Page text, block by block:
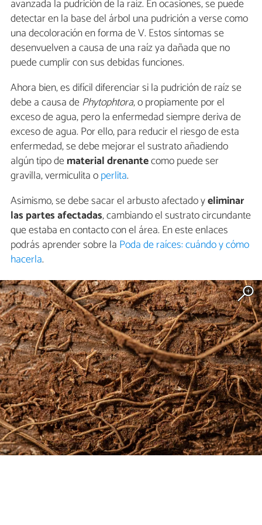
avanzada la pudrición de la raíz. En ocasiones, se puede
detectar en la base del árbol una pudrición a verse como
una decoloración en forma de V. Estos síntomas se
desenvuelven a causa de una raíz ya dañada que no
puede cumplir con sus debidas funciones.
Ahora bien, es difícil diferenciar si la pudrición de raíz se
debe a causa dePhytophtora, o propiamente por el
exceso de agua, pero la enfermedad siempre deriva de
exceso de agua. Por ello, para reducir el riesgo de esta
enfermedad, se debe mejorar el sustrato añadiendo
algún tipo dematerial drenantecomo puede ser
gravilla, vermiculita operlita.
Asimismo, se debe sacar el arbusto afectado yeliminar
las partes afectadas, cambiando el sustrato circundante
que estaba en contacto con el área. En este enlaces
podrás aprender sobre la Poda de raíces: cuándo y cómo
hacerla.